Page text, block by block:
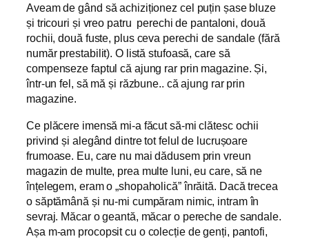
Aveam de gând să achiziționez cel puțin șase bluze
și tricouri și vreo patru perechi de pantaloni, două
rochii, două fuste, plus ceva perechi de sandale (fără
număr prestabilit). O listă stufoasă, care să
compenseze faptul că ajung rar prin magazine. Și,
într-un fel, să mă și răzbune.. că ajung rar prin
magazine.
Ce plăcere imensă mi-a făcut să-mi clătesc ochii
privind și alegând dintre tot felul de lucrușoare
frumoase. Eu, care nu mai dădusem prin vreun
magazin de multe, prea multe luni, eu care, să ne
înțelegem, eram o „shopaholică” înrăită. Dacă trecea
o săptămână și nu-mi cumpăram nimic, intram în
sevraj. Măcar o geantă, măcar o pereche de sandale.
Așa m-am procopsit cu o colecție de genți, pantofi,